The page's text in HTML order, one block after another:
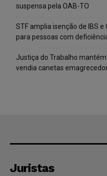
suspensa pela OAB-TO
STF amplia isenção de IBS
para pessoas com
Justiça do Trabalho
vendia canetas
Juristas